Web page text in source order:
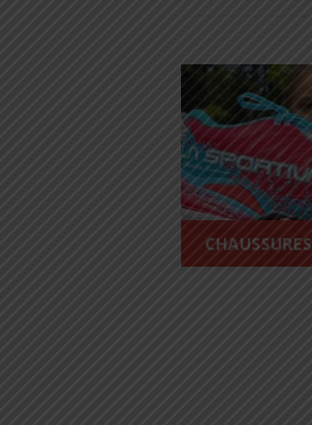
CHAUSSURES